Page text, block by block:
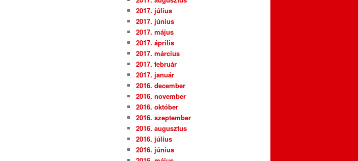
2017. július
2017. június
2017. május
2017. április
2017. március
2017. február
2017. január
2016. december
2016. november
2016. október
2016. szeptember
2016. augusztus
2016. július
2016. június